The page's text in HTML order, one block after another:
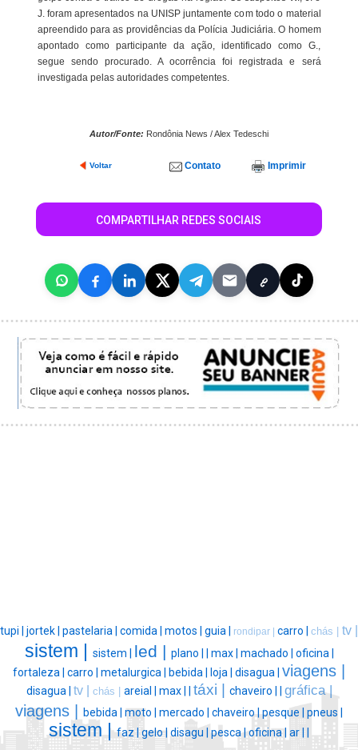
J. foram apresentados na UNISP juntamente com todo o material
apreendido para as providências da Polícia Judiciária. O homem
apontado como participante da ação, identificado como G.,
segue sendo procurado. A ocorrência foi registrada e será
investigada pelas autoridades competentes.
Autor/Fonte: Rondônia News / Alex Tedeschi
Voltar Contato Imprimir
COMPARTILHAR REDES SOCIAIS
tupi | jortek | pastelaria | comida | motos | guia | rondipar | carro | chás | tv |
sistem | sistem | led | plano | | max | machado | oficina |
fortaleza | carro | metalurgica | bebida | loja | disagua | viagens |
disagua | tv | chás | areial | max | | táxi | chaveiro | | gráfica |
viagens | bebida | moto | mercado | chaveiro |pesque | pneus |
sistem |faz | gelo |disagu | pesca |oficina | ar | |